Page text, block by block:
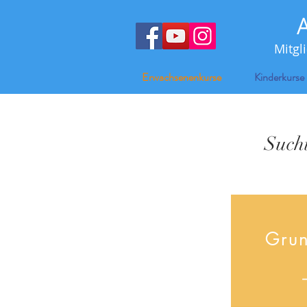
Erwachsenenkurse Kinderkurse